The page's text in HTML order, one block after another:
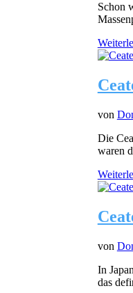
Schon
von
Die
waren
von
In
das